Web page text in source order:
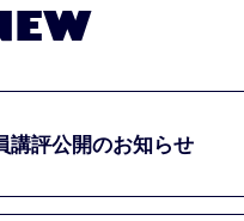
評公開のお知らせ